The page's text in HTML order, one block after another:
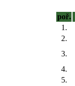
poř.
1.
2.
3.
4.
5.